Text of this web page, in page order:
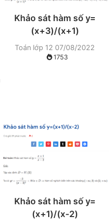
Khảo sát hàm số y=
(x+3)/(x+1)
Toán lớp 12 07/08/2022
1753
Khảo sát hàm số y=
(x+1)/(x-2)